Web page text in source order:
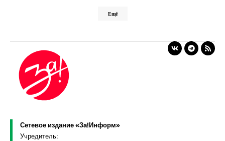
Ещё
Сетевое издание «За!Информ»
Учредитель: